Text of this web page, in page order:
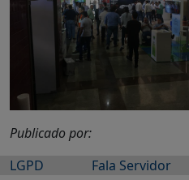
Publicado por:
LGPD
Fala Servidor